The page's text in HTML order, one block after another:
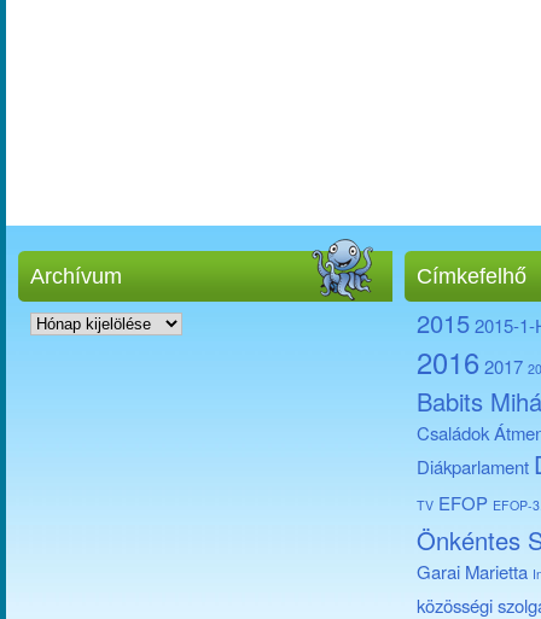
Archívum
Archívum
Címkefelhő
20152015-1-
2016 2017
Babits
Családok
Diákparlament
TV EFOP EFOP-
Önkéntes
Garai Marietta
közösségi